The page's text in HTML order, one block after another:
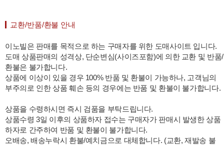
교환/반품/환불 안내
이노빌은 판매를 목적으로 하는 구매자를 위한 도매사이트 입니다.
도매 상품판매의 성격상, 단순변심(사이즈포함)에 의한 교환 및 반품/
환불은 불가합니다.
상품에 이상이 있을 경우 100% 반품 및 환불이 가능하나, 고객님의
부주의로 인한 상품 훼손 등의 경우에는 반품 및 환불이 불가합니다.
상품을 수령하시면 즉시 검품을 부탁드립니다.
상품수령 3일 이후의 상품하자 접수는 구매자가 판매시 발생한 상품
하자로 간주하여 반품 및 환불이 불가합니다.
오배송, 배송누락시 환불/예치금으로 대체합니다. (교환, 재발송 불